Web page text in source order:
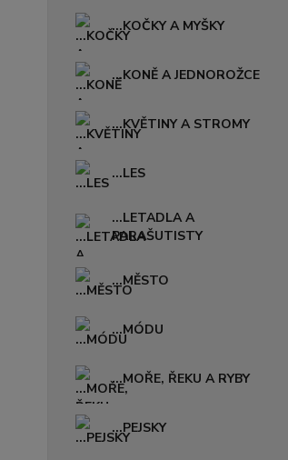
...KOČKY A MYŠKY
...KONĚ A JEDNOROŽCE
...KVĚTINY A STROMY
...LES
...LETADLA A
PARAŠUTISTY
...MĚSTO
...MÓDU
...MOŘE, ŘEKU A RYBY
...PEJSKY